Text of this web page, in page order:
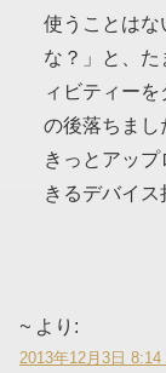
使うことはな
な？」と、
ィビティー
の後落ちまし
きっとアッ
きるデバイ
~ より:
2013年12月3日 8:14